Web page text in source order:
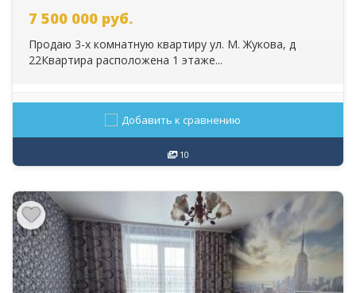
7 500 000 руб.
Продаю 3-х комнатную квартиру ул. М. Жукова, д
22Квартира расположена 1 этаже...
Добавить к сравнению
10